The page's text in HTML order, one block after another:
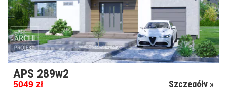
APS 289w2
5049 zł Szczegóły »